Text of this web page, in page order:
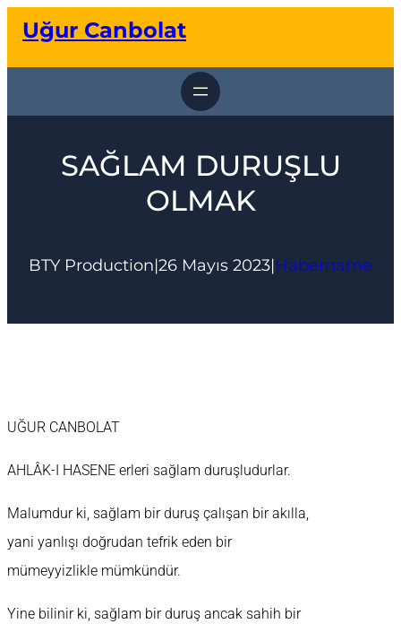
geçUğur Canbolat
SAĞLAM DURUŞLU
OLMAK
BTY Production|26 Mayıs 2023|Habername
UĞUR CANBOLAT
AHLÂK-I HASENE erleri sağlam duruşludurlar.
Malumdur ki, sağlam bir duruş çalışan bir akılla,
yani yanlışı doğrudan tefrik eden bir
mümeyyizlikle mümkündür.
Yine bilinir ki, sağlam bir duruş ancak sahih bir